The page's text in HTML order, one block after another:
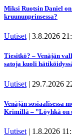
Miksi Ruotsin Daniel
kruununprinsessa?
Uutiset | 3.8.2026
Tiesitkö? – Venäjän
satoja kuoli
Uutiset | 29.7.2026
Venäjän sosiaalisessa
Krimillä – ”Löyhkä on
Uutiset | 1.8.2026